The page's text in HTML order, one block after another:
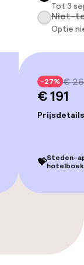
Tot 3
Niet-
Optie
-27% €
€ 191
Prijsdetails
💝Steden-